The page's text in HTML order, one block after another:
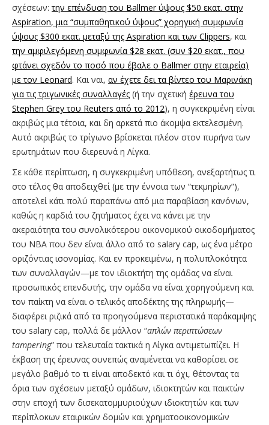
σχέσεων:την επένδυση του Ballmer ύψους $50 εκατ. στην
Aspiration, μια “συμπαθητικού ύψους” χορηγική συμφωνία
ύψους $300 εκατ. μεταξύ της Aspiration και των Clippers, και
την αμφιλεγόμενη συμφωνία $28 εκατ. (συν $20 εκατ., που
φτάνει σχεδόν το ποσό που έβαλε ο Ballmer στην εταιρεία)
με τον Leonard. Και ναι, αν έχετε δει τα βίντεο του Μαρινάκη
για τις τριγωνικές συναλλαγές (ή την σχετική έρευνα του
Stephen Grey του Reuters από το 2012), η συγκεκριμένη είναι
ακριβώς μια τέτοια, και δη αρκετά πιο άκομψα εκτελεσμένη.
Αυτό ακριβώς το τρίγωνο βρίσκεται πλέον στον πυρήνα των
ερωτημάτων που διερευνά η Λίγκα.
Σε κάθε περίπτωση, η συγκεκριμένη υπόθεση, ανεξαρτήτως τι
στο τέλος θα αποδειχθεί (με την έννοια των “τεκμηρίων”),
αποτελεί κάτι πολύ παραπάνω από μια παραβίαση κανόνων,
καθώς η καρδιά του ζητήματος έχει να κάνει με την
ακεραιότητα του συνολικότερου οικονομικού οικοδομήματος
του NBA που δεν είναι άλλο από το salary cap, ως ένα μέτρο
οριζόντιας ισονομίας. Και εν προκειμένω, η πολυπλοκότητα
των συναλλαγών—με τον ιδιοκτήτη της ομάδας να είναι
προσωπικός επενδυτής, την ομάδα να είναι χορηγούμενη και
τον παίκτη να είναι ο τελικός αποδέκτης της πληρωμής—
διαφέρει ριζικά από τα προηγούμενα περιστατικά παράκαμψης
του salary cap, πολλά δε μάλλον “απλών περιπτώσεων
tampering” που τελευταία τακτικά η Λίγκα αντιμετωπίζει. Η
έκβαση της έρευνας συνεπώς αναμένεται να καθορίσει σε
μεγάλο βαθμό το τι είναι αποδεκτό και τι όχι, θέτοντας τα
όρια των σχέσεων μεταξύ ομάδων, ιδιοκτητών και παικτών
στην εποχή των δισεκατομμυριούχων ιδιοκτητών και των
περίπλοκων εταιρικών δομών και χρηματοοικονομικών